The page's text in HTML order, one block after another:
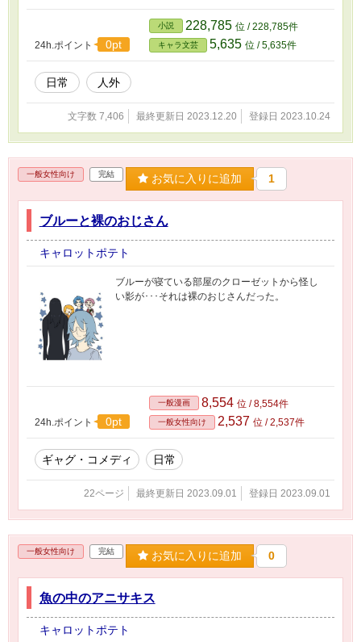
24h.ポイント 0pt
小説 228,785 位 / 228,785件
キャラ文芸 5,635 位 / 5,635件
日常 人外
文字数 7,406 最終更新日 2023.12.20 登録日 2023.10.24
一般女性向け 完結 お気に入りに追加 1
ブルーと裸のおじさん
キャロットポテト
ブルーが寝ている部屋のクローゼットから怪し
い影が･･･それは裸のおじさんだった。
24h.ポイント 0pt
一般漫画 8,554 位 / 8,554件
一般女性向け 2,537 位 / 2,537件
ギャグ・コメディ 日常
22ページ 最終更新日 2023.09.01 登録日 2023.09.01
一般女性向け 完結 お気に入りに追加 0
魚の中のアニサキス
キャロットポテト